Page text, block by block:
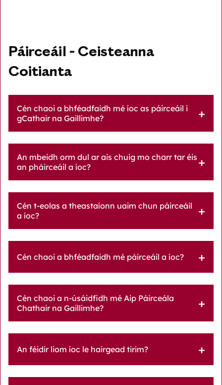
Páirceáil - Ceisteanna
Coitianta
Cén chaoi a bhféadfaidh mé íoc as páirceáil i
gCathair na Gaillimhe?
An mbeidh orm dul ar ais chuig mo charr tar éis
an pháirceáil a íoc?
Cén t-eolas a theastaíonn uaim chun páirceáil
a íoc?
Cén chaoi a bhféadfaidh mé páirceáil a íoc?
Cén chaoi a n-úsáidfidh mé Aip Páirceála
Chathair na Gaillimhe?
An féidir liom íoc le hairgead tirim?